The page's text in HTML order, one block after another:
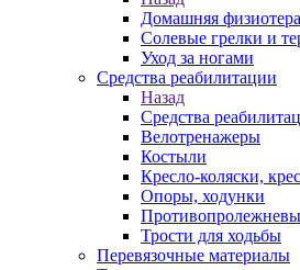
Домашняя
Солевые грелки и
Уход за ногами
Средства реабилитации
Назад
Средства
Велотренажеры
Костыли
Кресло-коляски,
Опоры, ходунки
Трости для ходьбы
Перевязочные материалы